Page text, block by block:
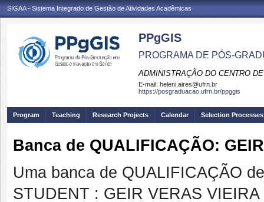
SIGAA - Sistema Integrado de Gestão de Atividades Acadêmicas
PPgGIS
PROGRAMA DE PÓS-
ADMINISTRAÇÃO DO CENTRO
E-mail: heleni.aires@ufrn.br
https://posgraduacao.ufrn.br/ppggis
Program Teaching Research Projects Calendar Selection Processes
Banca de QUALIFICAÇÃO:
Uma banca de QUALIFICAÇÃO
STUDENT : GEIR VERAS VIEIRA